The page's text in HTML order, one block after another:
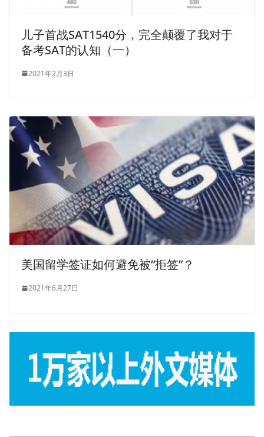
儿子首战SAT1540分，完全颠覆了我对于
备考SAT的认知（一）
2021年2月3日
美国留学签证如何避免被“拒签”？
2021年6月27日